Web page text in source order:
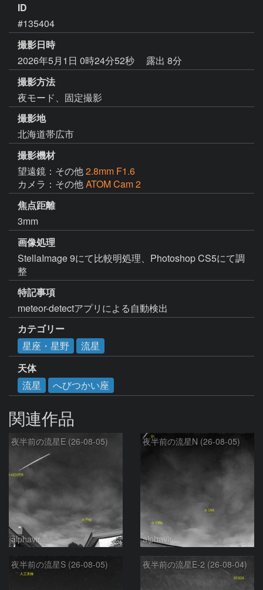
ID
#135404
撮影日時
2026年5月1日 0時24分52秒
露出 8分
撮影方法
夜モード、固定撮影
撮影地
北海道帯広市
撮影機材
望遠鏡：その他2.8mm F1.6
カメラ：その他ATOM Cam 2
焦点距離
3mm
画像処理
StellaImage 9にて比較明処理、Photoshop CS5にて調
整
特記事項
meteor-detectアプリによる自動検出
カテゴリー
星座・星野
流星
天体
流星
へびつかい座
関連作品
夜半前の流星E (26-08-05)
alphavir
夜半前の流星N (26-08-05)
alphavir
夜半前の流星S (26-08-05) 夜半前の流星E-2 (26-08-04)